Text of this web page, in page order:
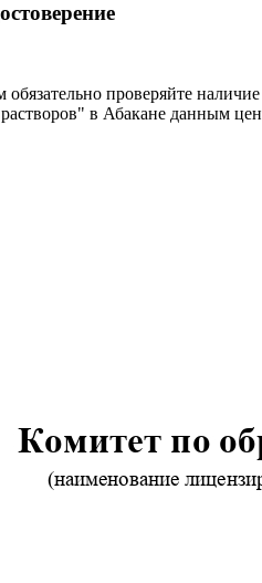
проверяйте
в Абакане данным